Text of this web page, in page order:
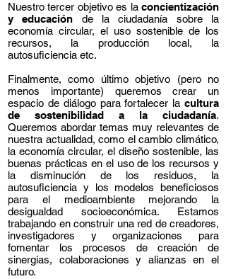
Nuestro tercer objetivo es la concientización
y educación de la ciudadanía sobre la
economía circular, el uso sostenible de los
recursos, la producción local, la
autosuficiencia etc.
Finalmente, como último objetivo (pero no
menos importante) queremos crear un
espacio de diálogo para fortalecer la cultura
de sostenibilidad a la ciudadanía.
Queremos abordar temas muy relevantes de
nuestra actualidad, como el cambio climático,
la economía circular, el diseño sostenible, las
buenas prácticas en el uso de los recursos y
la disminución de los residuos, la
autosuficiencia y los modelos beneficiosos
para el medioambiente mejorando la
desigualdad socioeconómica. Estamos
trabajando en construir una red de creadores,
investigadores y organizaciones para
fomentar los procesos de creación de
sinergias, colaboraciones y alianzas en el
futuro.